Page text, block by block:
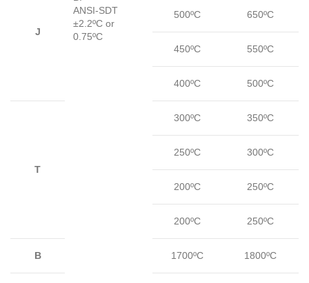
ANSI-SDT
±2.2ºC or
0.75ºC
J
500ºC 650ºC
450ºC 550ºC
400ºC 500ºC
T
300ºC 350ºC
250ºC 300ºC
200ºC 250ºC
200ºC 250ºC
B 1700ºC 1800ºC